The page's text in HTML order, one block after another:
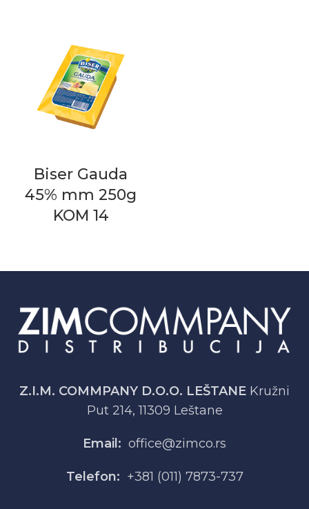
Biser Gauda
45% mm 250g
KOM 14
Z.I.M. COMMPANY D.O.O. LEŠTANE Kružni
Put 214, 11309 Leštane
Email: office@zimco.rs
Telefon: +381 (011) 7873-737